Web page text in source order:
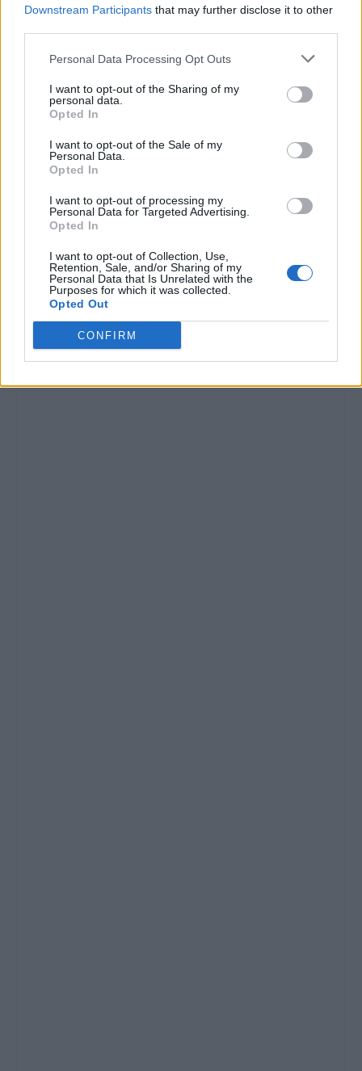
Downstream Participants that may further disclose it to other
Personal Data Processing Opt Outs
I want to opt-out of the Sharing of my
personal data.
Opted In
I want to opt-out of the Sale of my
Personal Data.
Opted In
I want to opt-out of processing my
Personal Data for Targeted Advertising.
Opted In
I want to opt-out of Collection, Use,
Retention, Sale, and/or Sharing of my
Personal Data that Is Unrelated with the
Purposes for which it was collected.
Opted Out
CONFIRM
CONDIVIDERE:
VALUTARE: